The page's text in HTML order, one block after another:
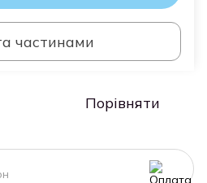
частинами
Порівняти